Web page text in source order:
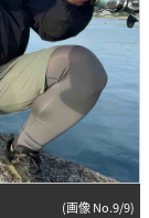
(画像 No.9/9)